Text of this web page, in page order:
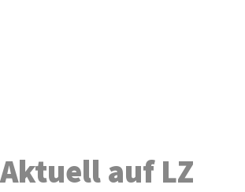
Aktuell auf LZ